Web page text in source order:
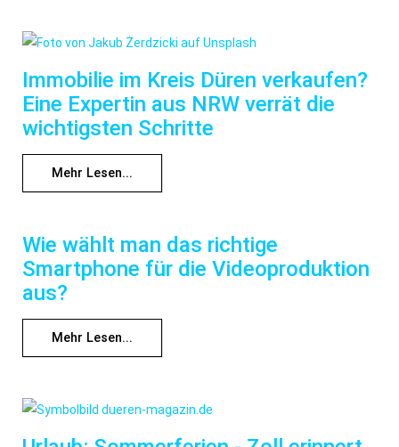
Immobilie im Kreis Düren verkaufen?
Eine Expertin aus NRW verrät die
wichtigsten Schritte
Mehr Lesen...
Wie wählt man das richtige
Smartphone für die Videoproduktion
aus?
Mehr Lesen...